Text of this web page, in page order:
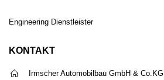
Engineering Dienstleister
KONTAKT
Irmscher Automobilbau GmbH & Co.KG